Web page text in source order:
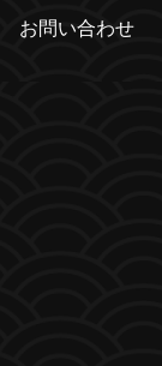
お問い合わせ